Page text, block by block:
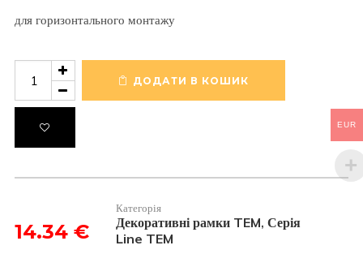
для горизонтального монтажу
Декоративна
рамка
пластикова
титан
серія
італійський
модуля
OL40TI
ДОДАТИ В КОШИК
14.34 €
Категорія
Декоративні рамки TEM, Серія
Line TEM
EUR